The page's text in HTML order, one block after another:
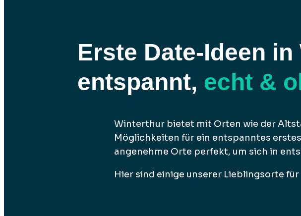
Erste Date-Ideen
entspannt, echt &
Winterthur bietet mit Orten wie der
Möglichkeiten für ein entspanntes
angenehme Orte perfekt, um sich in
Hier sind einige unserer Lieblingsorte